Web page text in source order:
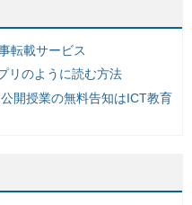
転載サービス
リのように読む方法
開授業の無料告知はICT教育